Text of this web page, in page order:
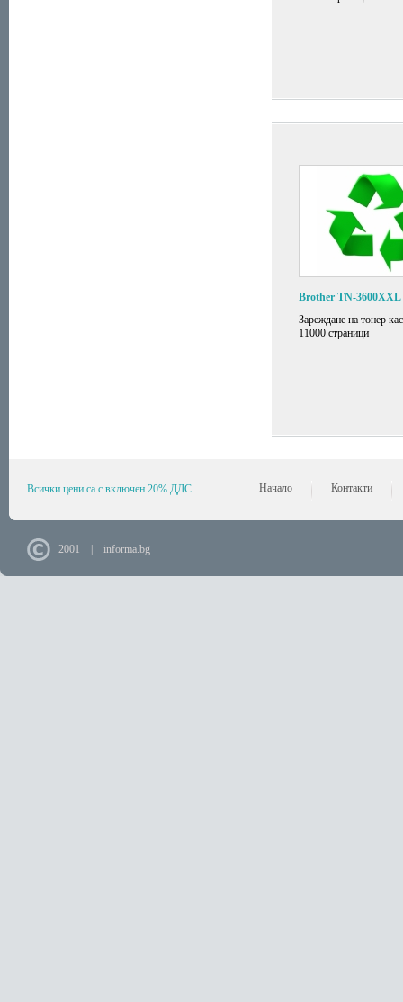
Brother TN-3600XXL
Зареждане на тонер
11000 страници
Всички цени са с включен 20% ДДС. Начало Контакти
2001 | informa.bg